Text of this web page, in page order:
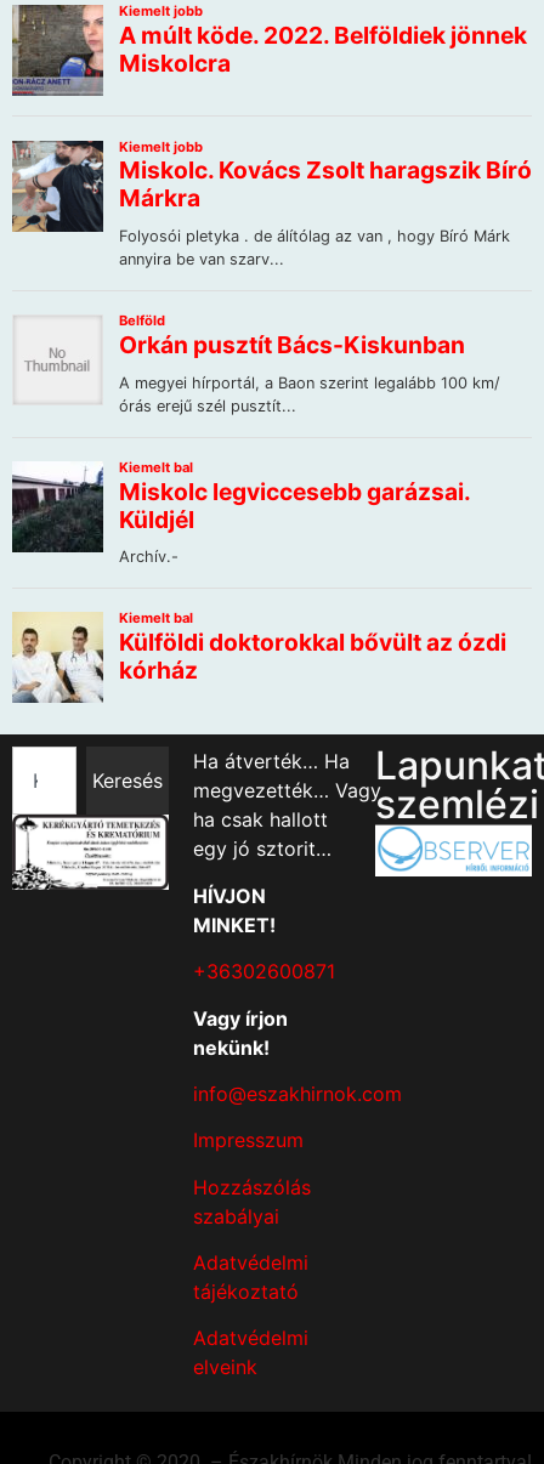
Keresés
Ha átverték… Ha
megvezették… Vagy
ha csak hallott
egy jó sztorit…
HÍVJON
MINKET!
+36302600871
Vagy írjon
nekünk!
info@eszakhirnok.com
Impresszum
Hozzászólás
szabályai
Adatvédelmi
tájékoztató
Adatvédelmi
elveink
szemlézi